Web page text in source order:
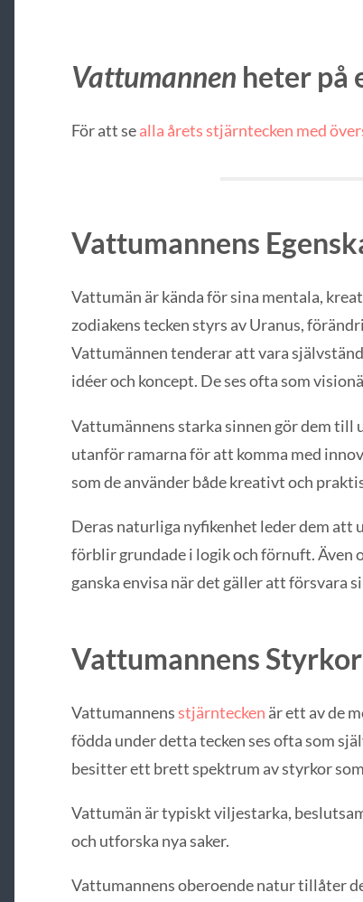
Vattumannen heter på
För att sealla årets stjärntecken med
Vattumannens
Vattumän är kända för sina mentala,
zodiakens tecken styrs av Uranus,
Vattumännen tenderar att vara
idéer och koncept. De ses ofta som
Vattumännens starka sinnen gör dem
utanför ramarna för att komma med
som de använder både kreativt och
Deras naturliga nyfikenhet leder dem att
förblir grundade i logik och förnuft. Även
ganska envisa när det gäller att försvara
Vattumannens Styrkor
Vattumannensstjärntecken är ett av de
födda under detta tecken ses ofta som
besitter ett brett spektrum av styrkor
Vattumän är typiskt viljestarka,
och utforska nya saker.
Vattumannens oberoende natur tillåter